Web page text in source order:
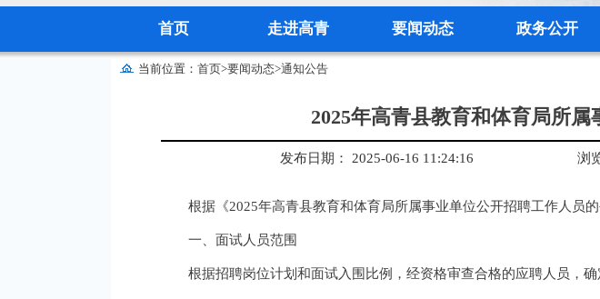
首页 走进高青 要闻动态 政务公开
当前位置： 首页>要闻动态>通知公告
2025年高青县教育和体育局所
发布日期： 2025-06-16 11:24:16 浏
根据《2025年高青县教育和体育局所属事业单位公开招聘工作人员
一、面试人员范围
根据招聘岗位计划和面试入围比例，经资格审查合格的应聘人员，